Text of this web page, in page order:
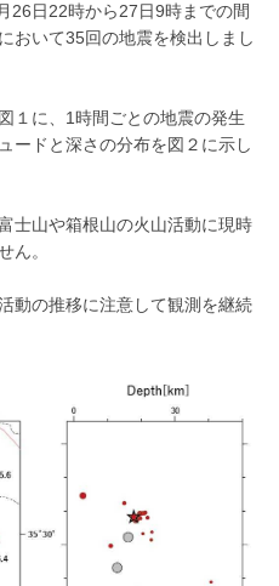
26日22時から27日9時までの間
おいて35回の地震を検出しまし
１に、1時間ごとの地震の発生
ードと深さの分布を図２に示し
士山や箱根山の火山活動に現時
ん。
動の推移に注意して観測を継続